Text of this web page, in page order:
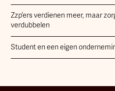
Zzp’ers verdienen meer, maar
verdubbelen
Student en een eigen